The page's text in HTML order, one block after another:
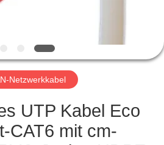
Netzwerkkabel
UTP Kabel Eco
CAT6 mit cm-